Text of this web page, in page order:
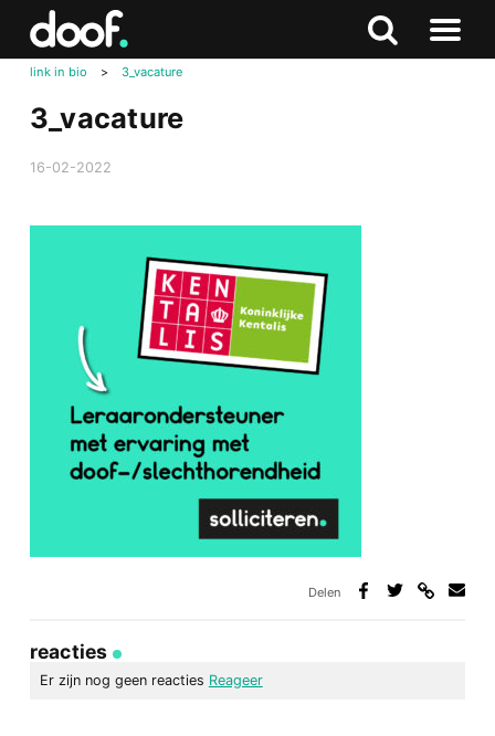
Zoeken
Naar
link in bio > 3_vacature
3_vacature
16-02-2022
Delen
reacties
Er zijn nog geen reacties Reageer
Doof.nl
Zoeken